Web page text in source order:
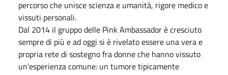
percorso che unisce scienza e umanità, rigore medico e
vissuti personali.
Dal 2014 il gruppo delle Pink Ambassador è cresciuto
sempre di più e ad oggi si è rivelato essere una vera e
propria rete di sostegno fra donne che hanno vissuto
un’esperienza comune: un tumore tipicamente